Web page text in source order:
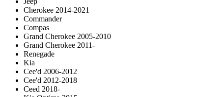
Cherokee 2014-2021
Commander
Compas
Grand Cherokee 2005-2010
Grand Cherokee 2011-
Renegade
Kia
Cee'd 2006-2012
Cee'd 2012-2018
Ceed 2018-